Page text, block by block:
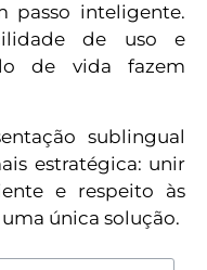
passo inteligente.
de uso e
de vida fazem
sublingual
estratégica: unir
e respeito às
única solução.